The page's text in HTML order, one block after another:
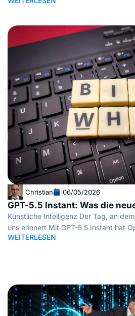
Christian 06/05/2026
GPT-5.5 Instant: Was die
Künstliche Intelligenz Der Tag, an
uns erinnert Mit GPT-5.5 Instant hat
WEITERLESEN